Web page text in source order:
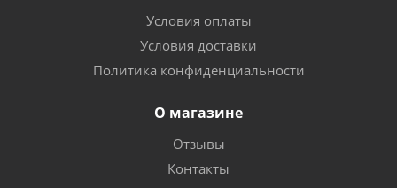
Условия оплаты
Условия доставки
Политика конфиденциальности
О магазине
Отзывы
Контакты